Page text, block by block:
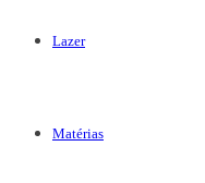
Lazer
Matérias